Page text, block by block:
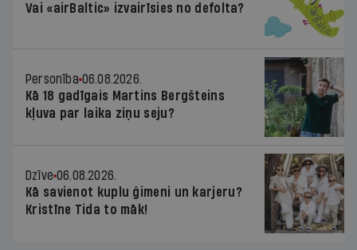
Vai «airBaltic» izvairīsies no defolta?
Personība 06.08.2026.
Kā 18 gadīgais Martins Bergšteins
kļuva par laika ziņu seju?
Dzīve 06.08.2026.
Kā savienot kuplu ģimeni un karjeru?
Kristīne Tida to māk!